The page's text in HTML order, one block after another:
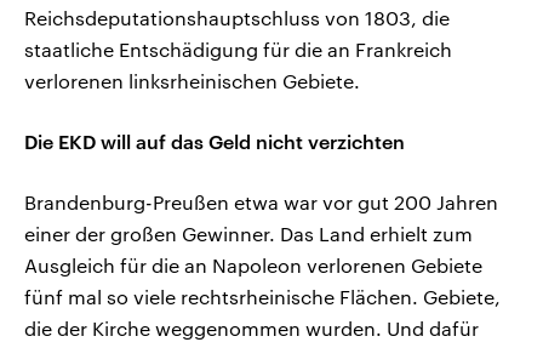
Reichsdeputationshauptschluss von 1803, die
staatliche Entschädigung für die an Frankreich
verlorenen linksrheinischen Gebiete.
Die EKD will auf das Geld nicht verzichten
Brandenburg-Preußen etwa war vor gut 200 Jahren
einer der großen Gewinner. Das Land erhielt zum
Ausgleich für die an Napoleon verlorenen Gebiete
fünf mal so viele rechtsrheinische Flächen. Gebiete,
die der Kirche weggenommen wurden. Und dafür